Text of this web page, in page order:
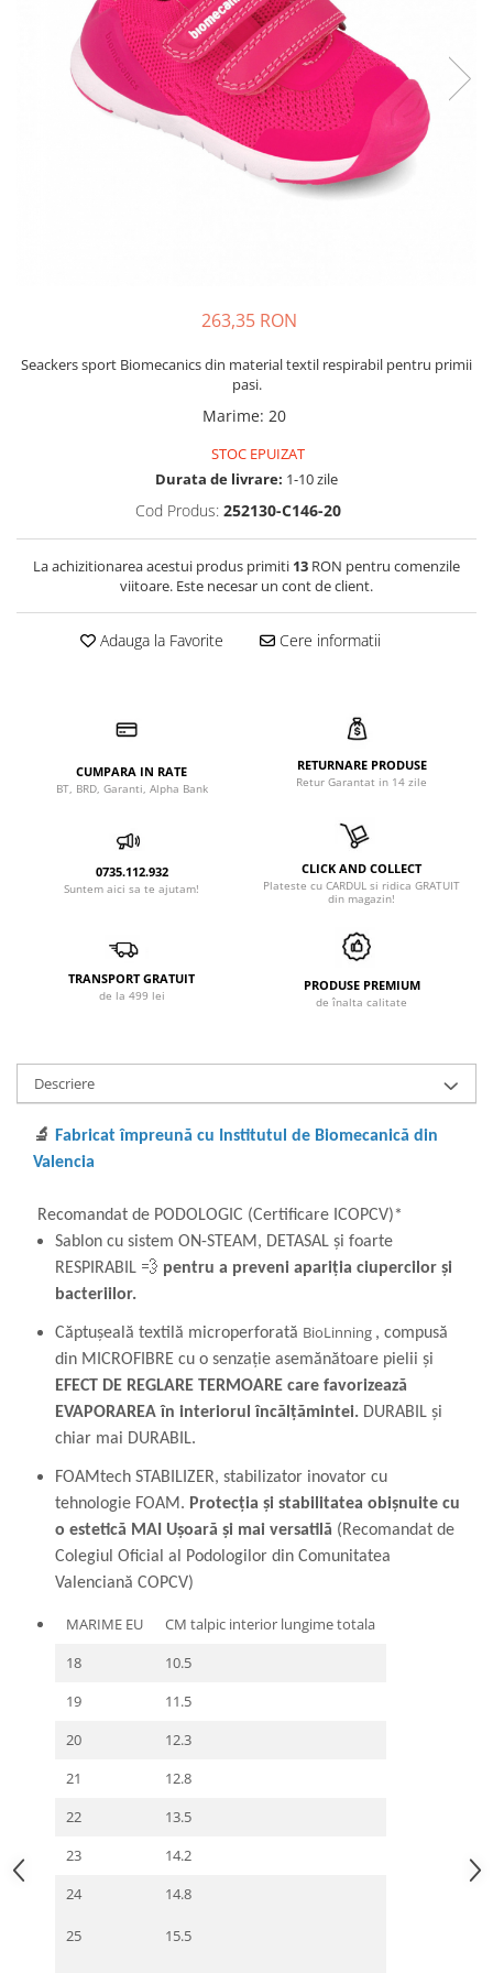
263,35 RON
Seackers sport Biomecanics din material textil respirabil pentru primii
pasi.
Marime: 20
STOC EPUIZAT
Durata de livrare: 1-10 zile
Cod Produs: 252130-C146-20
La achizitionarea acestui produs primiti 13 RON pentru comenzile
viitoare. Este necesar un cont de client.
Adauga la Favorite Cere informatii
CUMPARA IN RATE
BT, BRD, Garanti, Alpha Bank
RETURNARE PRODUSE
Retur Garantat in 14 zile
0735.112.932
Suntem aici sa te ajutam!
CLICK AND COLLECT
Plateste cu CARDUL si ridica GRATUIT
din magazin!
TRANSPORT GRATUIT
de la 499 lei
PRODUSE PREMIUM
de înalta calitate
Descriere
🔬 Fabricat împreună cu Institutul de Biomecanică din
Valencia
Recomandat de PODOLOGIC (Certificare ICOPCV)*
Sablon cu sistem ON-STEAM, DETASAL și foarte
RESPIRABIL 💨 pentru a preveni apariția ciupercilor și
bacteriilor.
Căptușeală textilă microperforată BioLinning , compusă
din MICROFIBRE cu o senzație asemănătoare pielii și
EFECT DE REGLARE TERMOARE care favorizează
EVAPORAREA în interiorul încălțămintei. DURABIL și
chiar mai DURABIL.
FOAMtech STABILIZER, stabilizator inovator cu
tehnologie FOAM. Protecția și stabilitatea obișnuite cu
o estetică MAI Ușoară și mai versatilă (Recomandat de
Colegiul Oficial al Podologilor din Comunitatea
Valenciană COPCV)
MARIME EU
CM talpic interior lungime totala
18
10.5
19
11.5
20
12.3
21
12.8
22
13.5
23
14.2
24
25
14.8
15.5